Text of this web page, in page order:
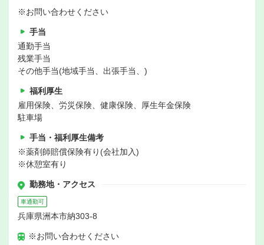
※お問い合わせください
手当
通勤手当
残業手当
その他手当(地域手当、出張手当、)
福利厚生
雇用保険、労災保険、健康保険、厚生年金保険
駐車場
手当・福利厚生備考
※薬剤師賠償保険有り(会社加入)
※休憩室有り
勤務地・アクセス
車通勤可
兵庫県洲本市納303-8
※お問い合わせください